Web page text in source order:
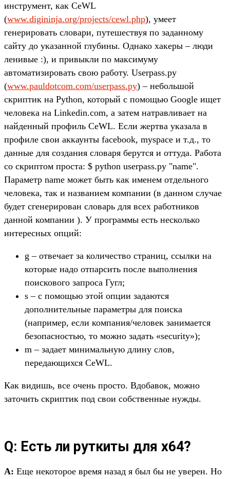
инструмент, как CeWL
(www.digininja.org/projects/cewl.php), умеет
генерировать словари, путешествуя по заданному
сайту до указанной глубины. Однако хакеры – люди
ленивые :), и привыкли по максимуму
автоматизировать свою работу. Userpass.py
(www.pauldotcom.com/userpass.py) – небольшой
скриптик на Python, который с помощью Google ищет
человека на Linkedin.com, а затем натравливает на
найденный профиль CeWL. Если жертва указала в
профиле свои аккаунты facebook, myspace и т.д., то
данные для создания словаря берутся и оттуда. Работа
со скриптом проста: $ python userpass.py "name".
Параметр name может быть как именем отдельного
человека, так и названием компании (в данном случае
будет сгенерирован словарь для всех работников
данной компании ). У программы есть несколько
интересных опций:
g – отвечает за количество страниц, ссылки на
которые надо отпарсить после выполнения
поискового запроса Гугл;
s – с помощью этой опции задаются
дополнительные параметры для поиска
(например, если компания/человек занимается
безопасностью, то можно задать «security»);
m – задает минимальную длину слов,
передающихся CeWL.
Как видишь, все очень просто. Вдобавок, можно
заточить скриптик под свои собственные нужды.
Q: Есть ли руткиты для x64?
A: Еще некоторое время назад я был бы не уверен. Но